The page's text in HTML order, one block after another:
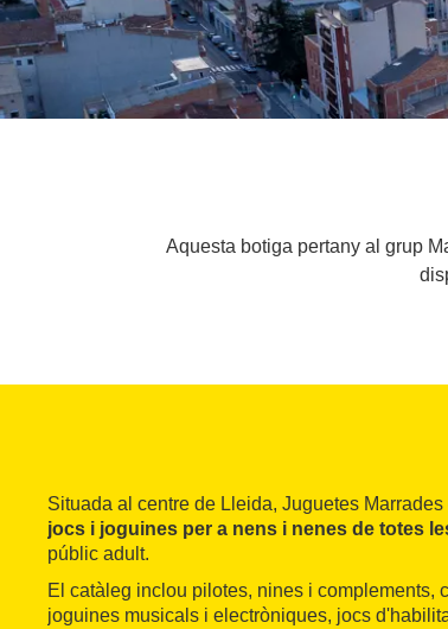
Aquesta botiga pertany al grup
Situada al centre de Lleida, Juguetes
jocs i joguines per a nens i nenes de totes
públic adult.
El catàleg inclou pilotes, nines i complements,
joguines musicals i electròniques, jocs